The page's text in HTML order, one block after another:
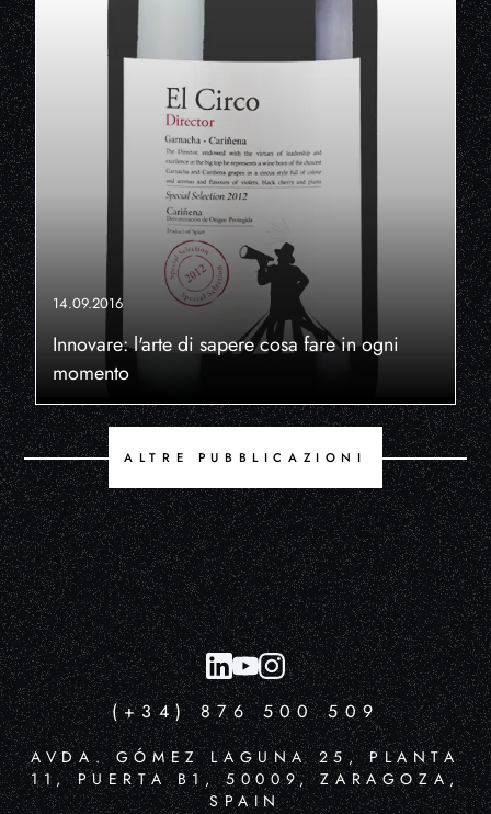
14.09.2016
Innovare: l'arte di sapere cosa fare in ogni
momento
ALTRE PUBBLICAZIONI
(+34) 876 500 509
AVDA. GÓMEZ LAGUNA 25, PLANTA
11, PUERTA B1, 50009, ZARAGOZA,
SPAIN